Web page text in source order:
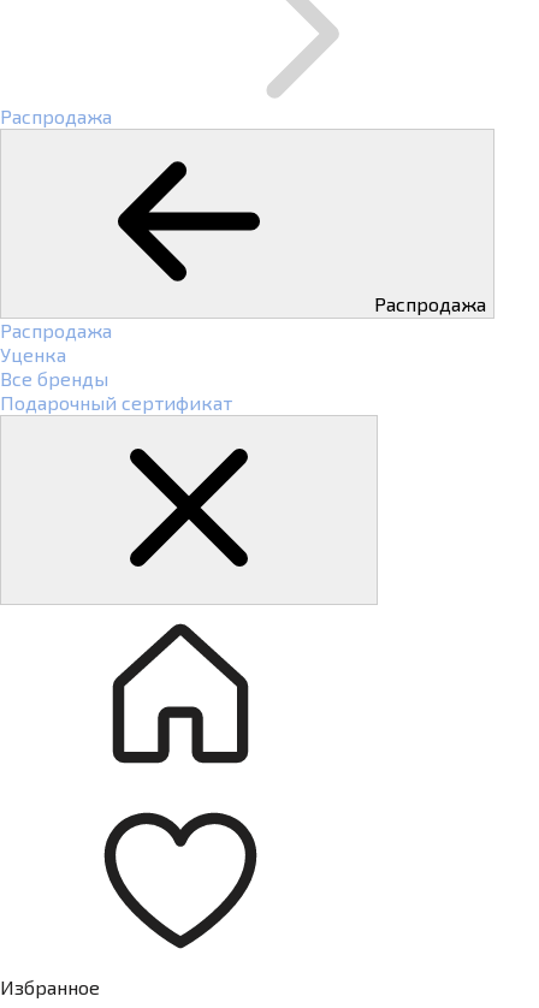
Распродажа
Распродажа
Распродажа
Уценка
Все бренды
Подарочный сертификат
Избранное